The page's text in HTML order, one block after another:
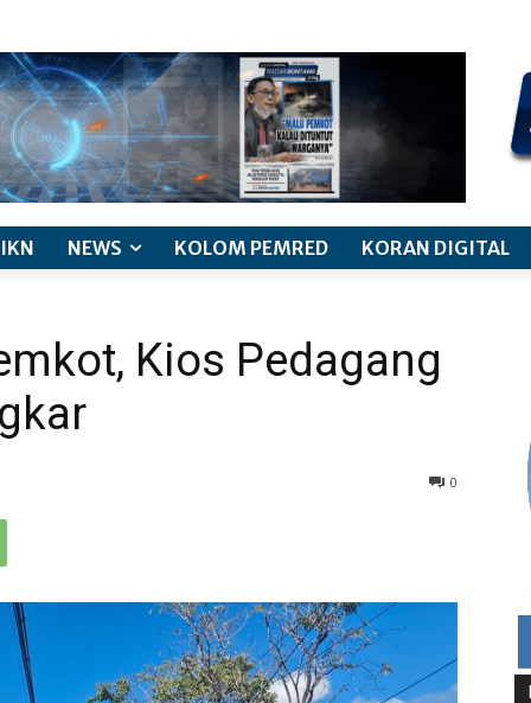
IKN NEWS KOLOM PEMRED KORAN DIGITAL
Kios Pedagang
0